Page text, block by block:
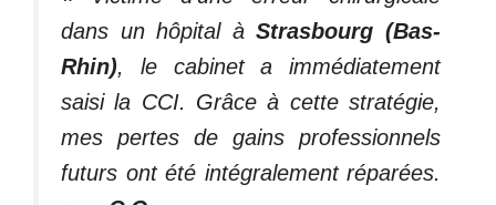
dans un hôpital àStrasbourg (Bas-
Rhin), le cabinet a immédiatement
saisi la CCI. Grâce à cette stratégie,
mes pertes de gains professionnels
futurs ont été intégralement réparées.